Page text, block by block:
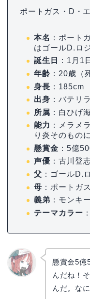
ポートガス・D・
本名 ：ポート
はゴールD.ロ
誕生日
：1月1日
年齢 ：20歳（
身長 ：185cm
出身 ：バテリ
所属 ：白ひげ
能力 ：メラメ
り炎そのもの
懸賞金 ：5億
声優 ：古川登
父 ：ゴールD.
母 ：ポートガ
義弟 ：モンキ
テーマカラー
懸賞金5億
んだね！
んだ。な